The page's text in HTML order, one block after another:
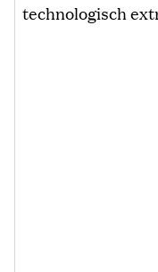
technologisch